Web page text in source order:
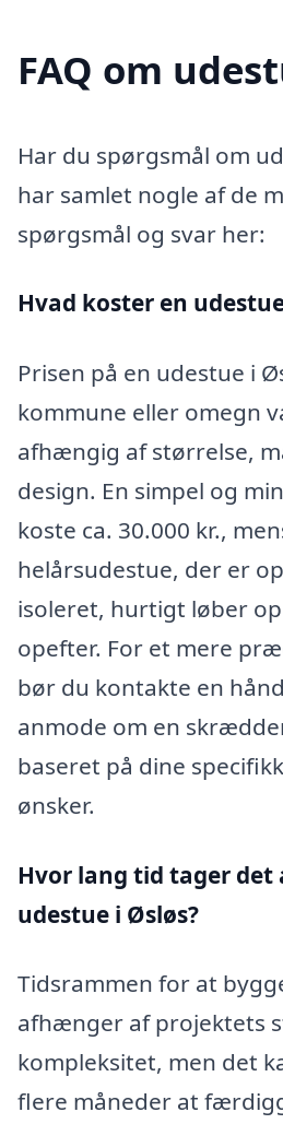
FAQ om
Har du spørgsmål om
har samlet nogle af de
spørgsmål og svar her:
Hvad koster en
Prisen på en udestue i
kommune eller omegn
afhængig af størrelse,
design. En simpel og
koste ca. 30.000 kr.,
helårsudestue, der er
isoleret, hurtigt løber op
opefter. For et mere
bør du kontakte en
anmode om en
baseret på dine
ønsker.
Hvor lang tid tager det
udestue i Øsløs?
Tidsrammen for at
afhænger af projektets
kompleksitet, men det
flere måneder at